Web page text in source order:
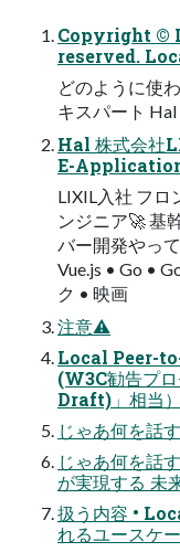
Copyright ©
reserved.
どのように使
キスパート Hal
Hal 株式会社
E-Application
LIXIL入社 フロ
ンジニア🚀 基
バー開発やっ
Vue.js • Go •
ク • 映画
注意⚠
Local Peer-
(W3C勧告プ
Draft)」相当）
じゃあ何を話
じゃあ何を
が実現する 未
扱う内容 •
れるユースケ